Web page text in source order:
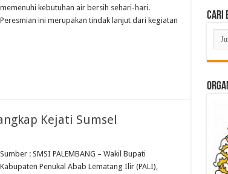
memenuhi kebutuhan air bersih sehari-hari.
Peresmian ini merupakan tindak lanjut dari kegiatan
Kejati Sumsel
Sumber : SMSI PALEMBANG – Wakil Bupati
Kabupaten Penukal Abab Lematang Ilir (PALI),
Cari
Cari
di